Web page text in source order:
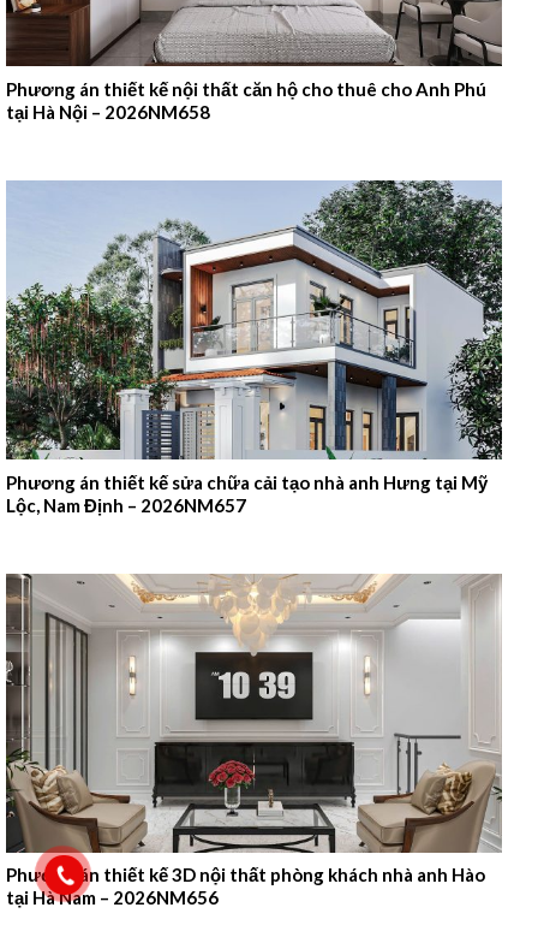
Phương án thiết kế nội thất căn hộ cho thuê cho Anh Phú
tại Hà Nội – 2026NM658
Phương án thiết kế sửa chữa cải tạo nhà anh Hưng tại Mỹ
Lộc, Nam Định – 2026NM657
Phương án thiết kế 3D nội thất phòng khách nhà anh Hào
tại Hà Nam – 2026NM656